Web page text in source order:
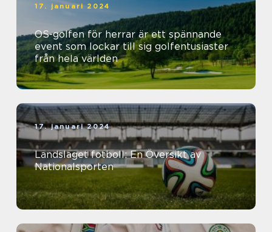
17. januari 2024
OS-golfen för herrar är ett spännande
event som lockar till sig golfentusiaster
från hela världen
17. januari 2024
Landslaget fotboll: En Översikt av
Nationalsporten